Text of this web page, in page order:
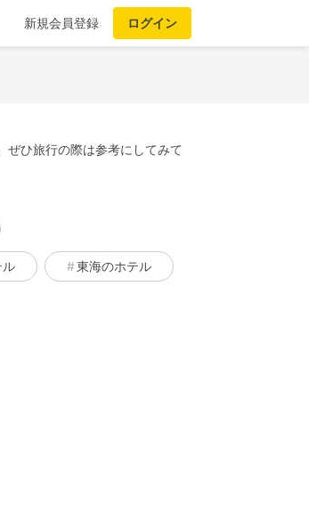
新規会員登録 ログイン
ひ旅行の際は参考にしてみて
ル 東海のホテル